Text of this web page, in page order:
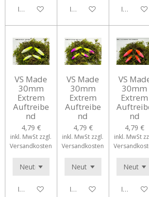
In den WarenkorbIn den WarenkorbIn den
VS Made
30mm
Extrem
Auftreibe
nd
4,79 €
inkl. MwSt zzgl.
Versandkosten
In den Warenkorb
VS Made
30mm
Extrem
Auftreibe
nd
4,79 €
inkl. MwSt zzgl.
Versandkosten
In den Warenkorb
VS
30mm
Extrem
nd
4,79 €
inkl. MwSt
In den